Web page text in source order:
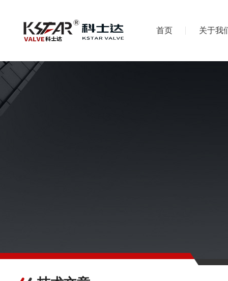
首页 关于我